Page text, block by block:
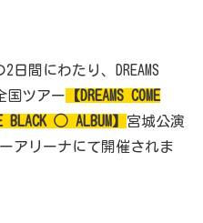
間にわたり、DREAMS
国ツアー 【DREAMS COME
BLACK ◯ ALBUM】 宮城公演
アリーナにて開催されま